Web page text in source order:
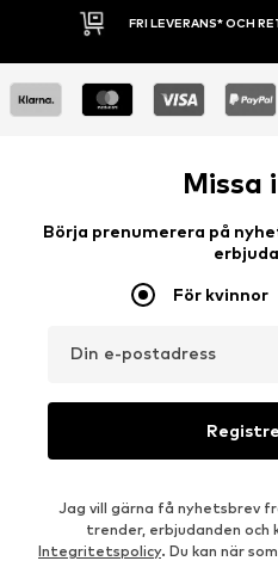
FRI LEVERANS* OCH
Missa
Börja prenumerera på
För kvinnor
Din e-postadress
Jag vill gärna få nyhetsbrev
trender, erbjudanden och
Integritetspolicy. Du kan när